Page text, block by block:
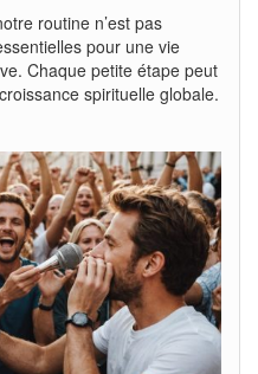
routine n’est pas
pour une vie
Chaque petite étape peut
spirituelle globale.